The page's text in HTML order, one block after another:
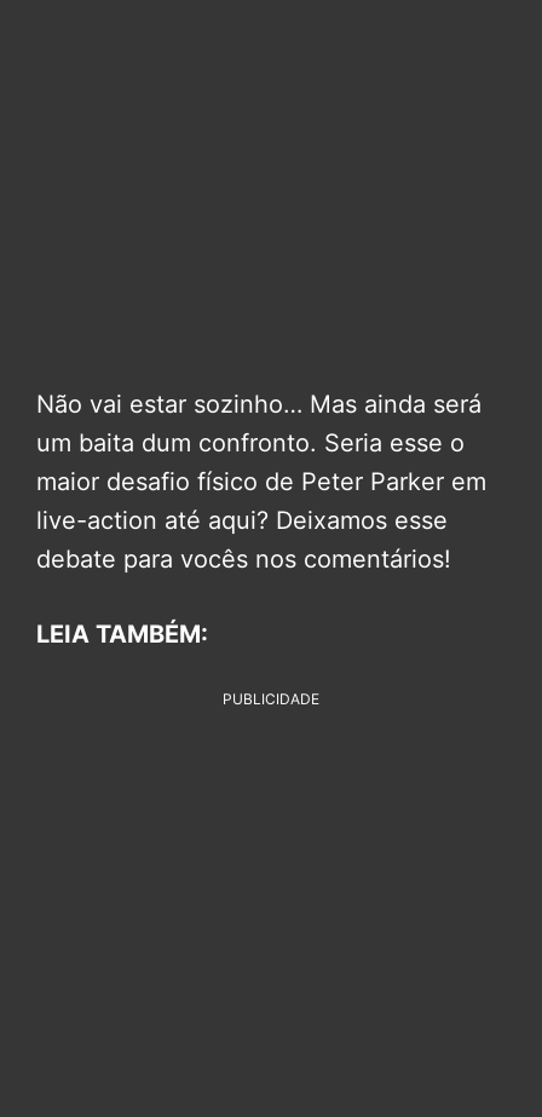
Não vai estar sozinho… Mas ainda será
um baita dum confronto. Seria esse o
maior desafio físico de Peter Parker em
live-action até aqui? Deixamos esse
debate para vocês nos comentários!
LEIA TAMBÉM:
PUBLICIDADE